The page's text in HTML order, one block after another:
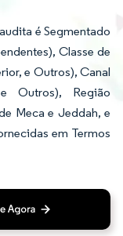
é Segmentado
Classe de
e Outros), Canal
Outros), Região
Meca e Jeddah, e
em Termos